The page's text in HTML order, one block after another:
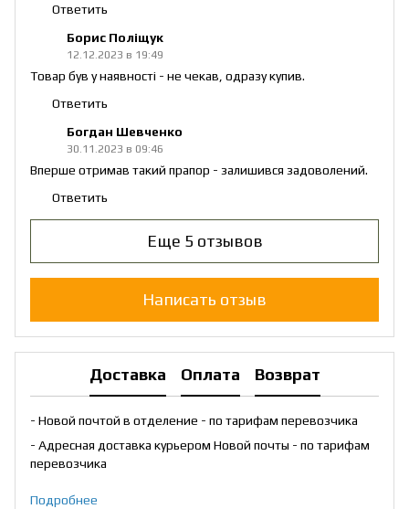
Ответить
Борис Поліщук
12.12.2023 в 19:49
Товар був у наявності - не чекав, одразу купив.
Ответить
Богдан Шевченко
30.11.2023 в 09:46
Вперше отримав такий прапор - залишився задоволений.
Ответить
Еще 5 отзывов
Написать отзыв
Доставка Оплата Возврат
- Новой почтой в отделение - по тарифам перевозчика
- Адресная доставка курьером Новой почты - по тарифам
перевозчика
Подробнее